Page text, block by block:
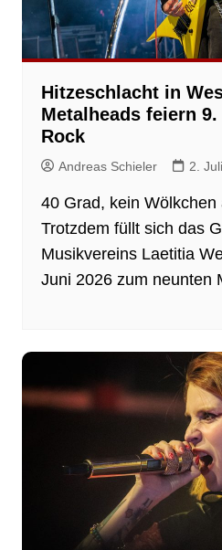
Hitzeschlacht in
Metalheads feiern
Rock
Andreas Schieler 2.
40 Grad, kein Wölkchen
Trotzdem füllt sich das
Musikvereins Laetitia
Juni 2026 zum neunten